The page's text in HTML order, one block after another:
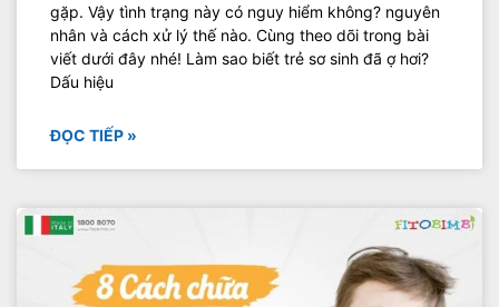
gặp. Vậy tình trạng này có nguy hiểm không? nguyên
nhân và cách xử lý thế nào. Cùng theo dõi trong bài
viết dưới đây nhé! Làm sao biết trẻ sơ sinh đã ợ hơi?
Dấu hiệu
ĐỌC TIẾP »